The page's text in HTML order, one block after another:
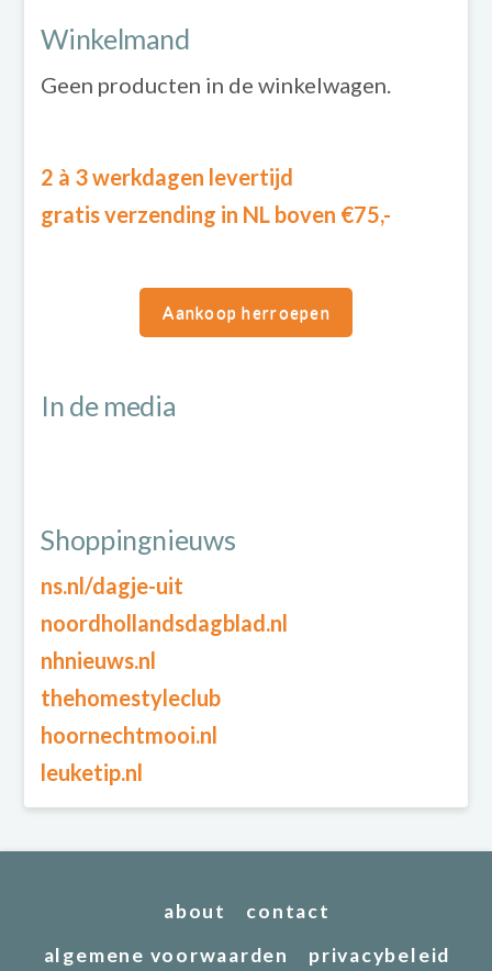
Winkelmand
Geen producten in de winkelwagen.
2 à 3 werkdagen levertijd
gratis verzending in NL boven €75,-
Aankoop herroepen
In de media
Shoppingnieuws
ns.nl/dagje-uit
noordhollandsdagblad.nl
nhnieuws.nl
thehomestyleclub
hoornechtmooi.nl
leuketip.nl
about
contact
algemene voorwaarden
privacybeleid